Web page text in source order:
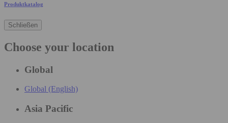
Produktkatalog
Schließen
Choose your location
Global
Global (English)
Asia Pacific